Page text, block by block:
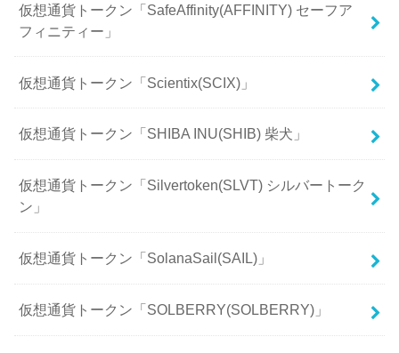
仮想通貨トークン「SafeAffinity(AFFINITY) セーフア
フィニティー」
仮想通貨トークン「Scientix(SCIX)」
仮想通貨トークン「SHIBA INU(SHIB) 柴犬」
仮想通貨トークン「Silvertoken(SLVT) シルバートーク
ン」
仮想通貨トークン「SolanaSail(SAIL)」
仮想通貨トークン「SOLBERRY(SOLBERRY)」